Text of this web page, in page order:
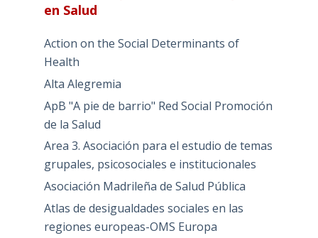
en Salud
Action on the Social Determinants of
Health
Alta Alegremia
ApB "A pie de barrio" Red Social Promoción
de la Salud
Area 3. Asociación para el estudio de temas
grupales, psicosociales e institucionales
Asociación Madrileña de Salud Pública
Atlas de desigualdades sociales en las
regiones europeas-OMS Europa